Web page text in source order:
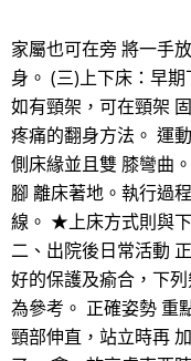
家屬也可在旁 將一手
身。 (三)上下床：早
如有頸架，可在頸架
疼痛的翻身方法。 運
側床緣並且雙 膝彎曲
腳 離床著地。執行過
線。 ★上床方式則與
二、出院後日常活動
好的保護及瘉合，下
為參考。 正確姿勢 重
頸部伸直，站立時再